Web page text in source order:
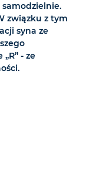
samodzielnie.
związku z tym
syna ze
- ze